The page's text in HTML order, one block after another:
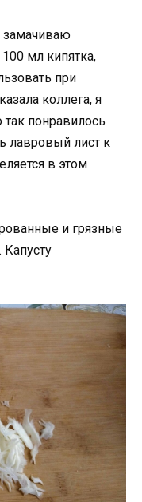
замачиваю
мл кипятка,
при
коллега, я
понравилось
лавровый лист к
в этом
и грязные
Капусту